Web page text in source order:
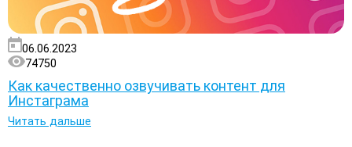
06.06.2023
74750
Как качественно озвучивать контент для
Инстаграма
Читать дальше